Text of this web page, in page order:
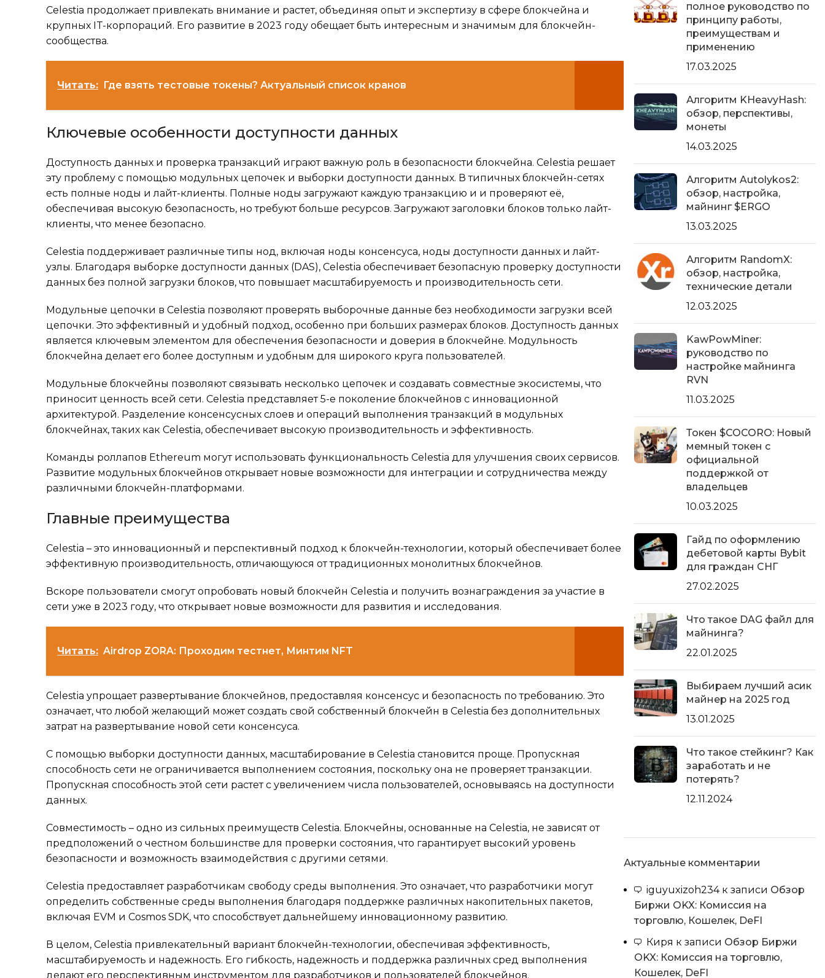
Celestia продолжает привлекать внимание и растет, объединяя опыт и экспертизу в сфере блокчейна и
крупных IT-корпораций. Его развитие в 2023 году обещает быть интересным и значимым для блокчейн-
сообщества.
Читать: Где взять тестовые токены? Актуальный список кранов
Ключевые особенности доступности данных
Доступность данных и проверка транзакций играют важную роль в безопасности блокчейна. Celestia решает
эту проблему с помощью модульных цепочек и выборки доступности данных. В типичных блокчейн-сетях
есть полные ноды и лайт-клиенты. Полные ноды загружают каждую транзакцию и и проверяют её,
обеспечивая высокую безопасность, но требуют больше ресурсов. Загружают заголовки блоков только лайт-
клиенты, что менее безопасно.
Celestia поддерживает различные типы нод, включая ноды консенсуса, ноды доступности данных и лайт-
узлы. Благодаря выборке доступности данных (DAS), Celestia обеспечивает безопасную проверку доступности
данных без полной загрузки блоков, что повышает масштабируемость и производительность сети.
Модульные цепочки в Celestia позволяют проверять выборочные данные без необходимости загрузки всей
цепочки. Это эффективный и удобный подход, особенно при больших размерах блоков. Доступность данных
является ключевым элементом для обеспечения безопасности и доверия в блокчейне. Модульность
блокчейна делает его более доступным и удобным для широкого круга пользователей.
Модульные блокчейны позволяют связывать несколько цепочек и создавать совместные экосистемы, что
приносит ценность всей сети. Celestia представляет 5-е поколение блокчейнов с инновационной
архитектурой. Разделение консенсусных слоев и операций выполнения транзакций в модульных
блокчейнах, таких как Celestia, обеспечивает высокую производительность и эффективность.
Команды роллапов Ethereum могут использовать функциональность Celestia для улучшения своих сервисов.
Развитие модульных блокчейнов открывает новые возможности для интеграции и сотрудничества между
различными блокчейн-платформами.
Главные преимущества
Celestia – это инновационный и перспективный подход к блокчейн-технологии, который обеспечивает более
эффективную производительность, отличающуюся от традиционных монолитных блокчейнов.
Вскоре пользователи смогут опробовать новый блокчейн Celestia и получить вознаграждения за участие в
сети уже в 2023 году, что открывает новые возможности для развития и исследования.
Читать: Airdrop ZORA: Проходим тестнет, Минтим NFT
Celestia упрощает развертывание блокчейнов, предоставляя консенсус и безопасность по требованию. Это
означает, что любой желающий может создать свой собственный блокчейн в Celestia без дополнительных
затрат на развертывание новой сети консенсуса.
С помощью выборки доступности данных, масштабирование в Celestia становится проще. Пропускная
способность сети не ограничивается выполнением состояния, поскольку она не проверяет транзакции.
Пропускная способность этой сети растет с увеличением числа пользователей, основываясь на доступности
данных.
Совместимость – одно из сильных преимуществ Celestia. Блокчейны, основанные на Celestia, не зависят от
предположений о честном большинстве для проверки состояния, что гарантирует высокий уровень
безопасности и возможность взаимодействия с другими сетями.
Celestia предоставляет разработчикам свободу среды выполнения. Это означает, что разработчики могут
определить собственные среды выполнения благодаря поддержке различных накопительных пакетов,
включая EVM и Cosmos SDK, что способствует дальнейшему инновационному развитию.
В целом, Celestia привлекательный вариант блокчейн-технологии, обеспечивая эффективность,
масштабируемость и надежность. Его гибкость, надежность и поддержка различных сред выполнения
делают его перспективным инструментом для разработчиков и пользователей блокчейнов.
полное руководство по
принципу работы,
преимуществам и
применению
17.03.2025
Алгоритм KHeavyHash:
обзор, перспективы,
монеты
14.03.2025
Алгоритм Autolykos2:
обзор, настройка,
майнинг $ERGO
13.03.2025
Алгоритм RandomX:
обзор, настройка,
технические детали
12.03.2025
KawPowMiner:
руководство по
настройке майнинга
RVN
11.03.2025
Токен $COCORO: Новый
мемный токен с
официальной
поддержкой от
владельцев
10.03.2025
Гайд по оформлению
дебетовой карты Bybit
для граждан СНГ
27.02.2025
Что такое DAG файл для
майнинга?
22.01.2025
Выбираем лучший асик
майнер на 2025 год
13.01.2025
Что такое стейкинг? Как
заработать и не
потерять?
12.11.2024
Актуальные комментарии
iguyuxizoh234к записи Обзор
Биржи OKX: Комиссия на
торговлю, Кошелек, DeFI
Киря к записи Обзор Биржи
OKX: Комиссия на торговлю,
Кошелек, DeFI